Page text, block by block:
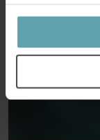
Læs mere